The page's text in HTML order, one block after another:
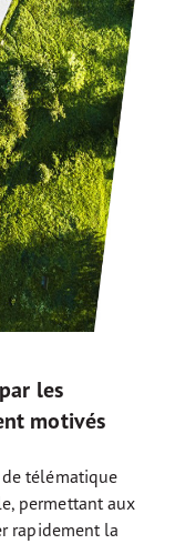
les
motivés
de télématique
permettant aux
rapidement la